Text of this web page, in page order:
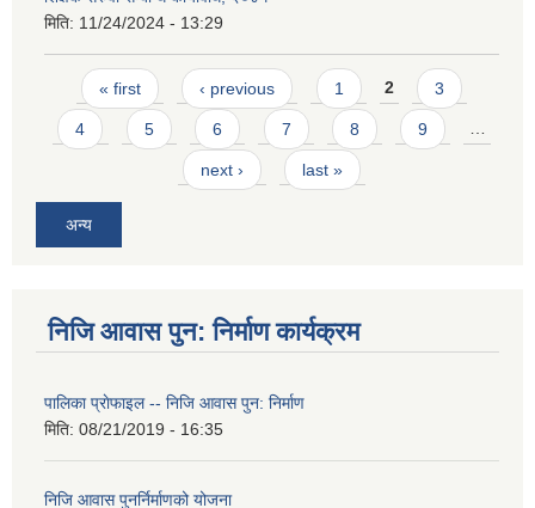
मिति: 11/24/2024 - 13:29
Pages
« first ‹ previous 1 2 3
4 5 6 7 8 9 …
next › last »
अन्य
निजि आवास पुन: निर्माण कार्यक्रम
पालिका प्राेफाइल -- निजि आवास पुन: निर्माण
मिति: 08/21/2019 - 16:35
निजि आवास पुनर्निर्माणको योजना